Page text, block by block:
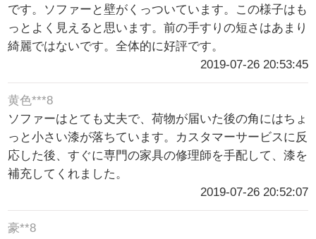
です。ソファーと壁がくっついています。この様子はも
っとよく見えると思います。前の手すりの短さはあまり
綺麗ではないです。全体的に好評です。
2019-07-26 20:53:45
黄色***8
ソファーはとても丈夫で、荷物が届いた後の角にはちょ
っと小さい漆が落ちています。カスタマーサービスに反
応した後、すぐに専門の家具の修理師を手配して、漆を
補充してくれました。
2019-07-26 20:52:07
豪**8